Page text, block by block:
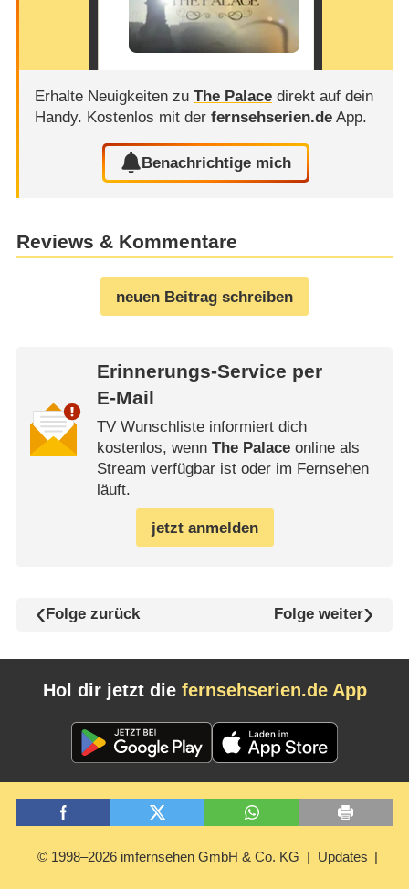
Erhalte Neuigkeiten zu The Palacedirekt auf dein
Handy. Kostenlos mit der fernsehserien.deApp.
Benachrichtige mich
Reviews & Kommentare
neuen Beitrag schreiben
Erinnerungs-Service per
E-Mail
TV Wunschliste informiert dich
kostenlos, wenn The Palaceonline als
Stream verfügbar ist oder im Fernsehen
läuft.
jetzt anmelden
Folge zurück Folge weiter
Hol dir jetzt die fernsehserien.de App
© 1998–2026 imfernsehen GmbH & Co. KG Updates